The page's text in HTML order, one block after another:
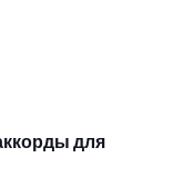
для
для